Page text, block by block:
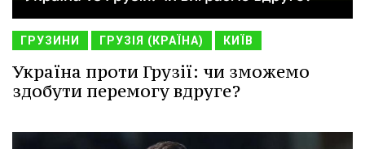
ГРУЗИНИ ГРУЗІЯ (КРАЇНА) КИЇВ
Україна проти Грузії: чи зможемо
здобути перемогу вдруге?